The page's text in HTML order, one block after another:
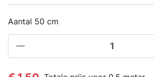
Aantal 50 cm